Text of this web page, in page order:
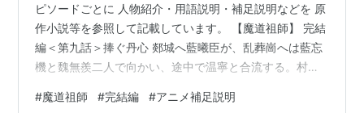
ピソードごとに 人物紹介・用語説明・補足説明などを 原
作小説等を参照して記載しています。 【魔道祖師】 完結
編＜第九話＞捧ぐ丹心 郯城へ藍曦臣が、乱葬崗へは藍忘
機と魏無羨二人で向かい、途中で温寧と合流する。村人
しさが足りないと思い、温寧はごちゃごちゃいろんな物
#魔道祖師 #完結編 #アニメ補足説明